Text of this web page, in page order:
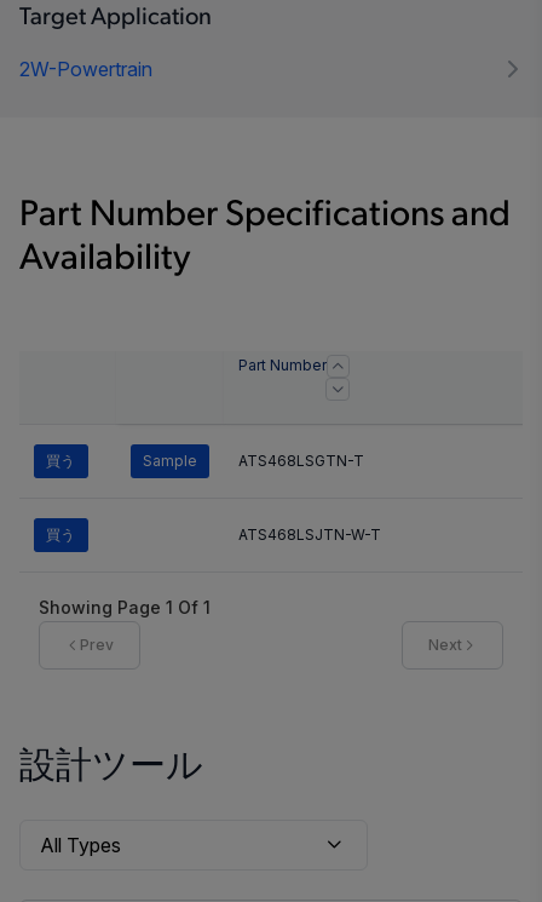
Target Application
2W-Powertrain
Part Number Specifications and
Availability
Part Number
買う Sample ATS468LSGTN-T
買う ATS468LSJTN-W-T
Showing Page 1 Of 1
Prev Next
設計ツール